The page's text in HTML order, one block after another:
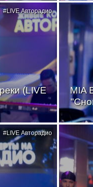
(LIVE
#LIVE Авторадио
MIA
#LIVE Авторадио